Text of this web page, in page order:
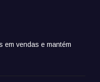
em vendas e mantém